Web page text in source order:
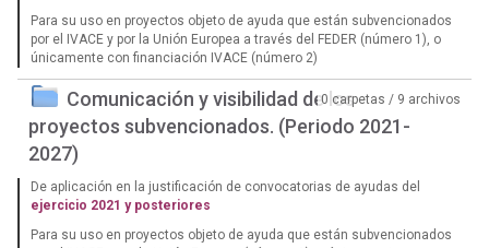
Para su uso en proyectos objeto de ayuda que están subvencionados
por el IVACE y por la Unión Europea a través del FEDER (número 1), o
únicamente con financiación IVACE (número 2)
Comunicación y visibilidad de los
proyectos subvencionados. (Periodo 2021-
2027)
0 carpetas / 9 archivos
De aplicación en la justificación de convocatorias de ayudas del
ejercicio 2021 y posteriores
Para su uso en proyectos objeto de ayuda que están subvencionados